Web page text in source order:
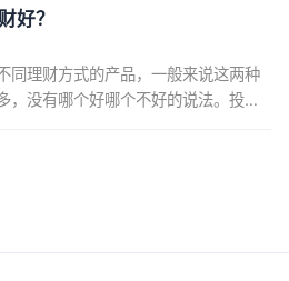
流入银行，在一定程度上会减少股
好？
同理财方式的产品，一般来说这两种
，没有哪个好哪个不好的说法。投资